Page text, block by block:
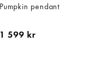
Pumpkin pendant
1 599 kr